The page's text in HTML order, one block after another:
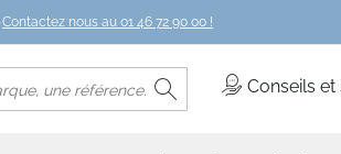
Contactez nous au 01 46 72 90 00 !
Conseils et
Rechercher